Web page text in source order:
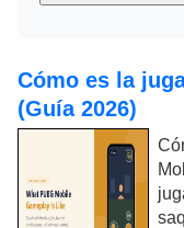
Cómo es la
(Guía 2026)